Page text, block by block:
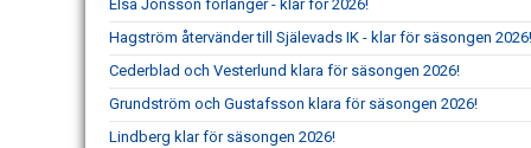
Elsa Jonsson förlänger - klar för 2026!
Hagström återvänder till Själevads IK - klar för säsongen 2026!
Cederblad och Vesterlund klara för säsongen 2026!
Grundström och Gustafsson klara för säsongen 2026!
Lindberg klar för säsongen 2026!